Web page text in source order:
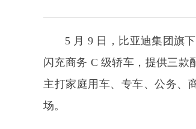
5 月 9 日，比亚迪集团旗
闪充商务 C 级轿车，提供三款
主打家庭用车、专车、公务、
场。